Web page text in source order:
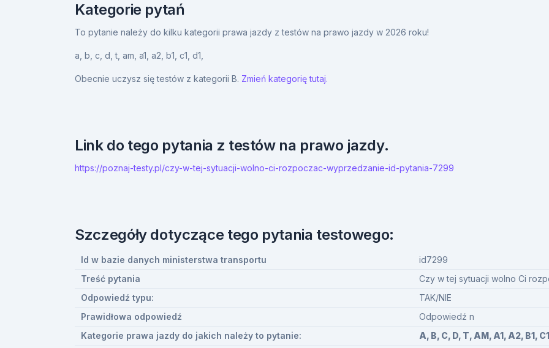
Kategorie pytań
To pytanie należy do kilku kategorii prawa jazdy z testów na prawo jazdy w 2026 roku!
a, b, c, d,t, am, a1, a2, b1, c1, d1,
Obecnie uczysz się testów z kategorii B. Zmień kategorię tutaj.
Link do tego pytania z testów na prawo jazdy.
https://poznaj-testy.pl/czy-w-tej-sytuacji-wolno-ci-rozpoczac-wyprzedzanie-id-pytania-7299
Szczegóły dotyczące tego pytania testowego:
Id w bazie danych ministerstwa transportu
id7299
Treść pytania
Czy w tej sytuacji wolno Ci
Odpowiedź typu:
TAK/NIE
Prawidłowa odpowiedź
Odpowiedź n
Kategorie prawa jazdy do jakich należy to pytanie:
A, B, C, D, T, AM, A1, A2, B1,